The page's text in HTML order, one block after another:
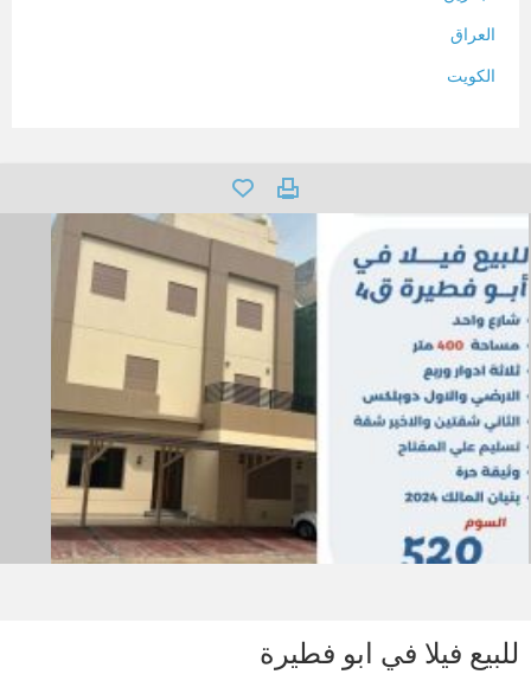
العراق
الكويت
فلسطين
قطر
سوريا
تونس
تركيا
للبيع فيلا في ابو فطيرة